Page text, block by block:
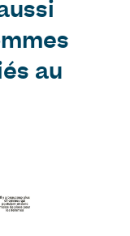
au